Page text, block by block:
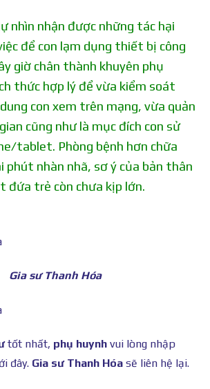
nhìn nhận được những tác hại
để con lạm dụng thiết bị công
giờ chân thành khuyên phụ
thức hợp lý để vừa kiểm soát
con xem trên mạng, vừa quản
cũng như là mục đích con sử
tablet. Phòng bệnh hơn chữa
phút nhàn nhã, sơ ý của bản thân
đứa trẻ còn chưa kịp lớn.
Gia sư Thanh Hóa
tốt nhất, phụ huynh vui lòng nhập
đây. Gia sư Thanh Hóa sẽ liên hệ lại.